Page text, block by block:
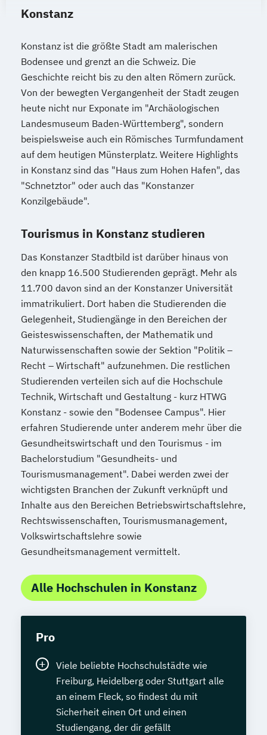
Konstanz
Konstanz ist die größte Stadt am malerischen
Bodensee und grenzt an die Schweiz. Die
Geschichte reicht bis zu den alten Römern zurück.
Von der bewegten Vergangenheit der Stadt zeugen
heute nicht nur Exponate im "Archäologischen
Landesmuseum Baden-Württemberg", sondern
beispielsweise auch ein Römisches Turmfundament
auf dem heutigen Münsterplatz. Weitere Highlights
in Konstanz sind das "Haus zum Hohen Hafen", das
"Schnetztor" oder auch das "Konstanzer
Konzilgebäude".
Tourismus in Konstanz studieren
Das Konstanzer Stadtbild ist darüber hinaus von
den knapp 16.500 Studierenden geprägt. Mehr als
11.700 davon sind an der Konstanzer Universität
immatrikuliert. Dort haben die Studierenden die
Gelegenheit, Studiengänge in den Bereichen der
Geisteswissenschaften, der Mathematik und
Naturwissenschaften sowie der Sektion "Politik –
Recht – Wirtschaft" aufzunehmen. Die restlichen
Studierenden verteilen sich auf die Hochschule
Technik, Wirtschaft und Gestaltung - kurz HTWG
Konstanz - sowie den "Bodensee Campus". Hier
erfahren Studierende unter anderem mehr über die
Gesundheitswirtschaft und den Tourismus - im
Bachelorstudium "Gesundheits- und
Tourismusmanagement". Dabei werden zwei der
wichtigsten Branchen der Zukunft verknüpft und
Inhalte aus den Bereichen Betriebswirtschaftslehre,
Rechtswissenschaften, Tourismusmanagement,
Volkswirtschaftslehre sowie
Gesundheitsmanagement vermittelt.
Alle Hochschulen in Konstanz
Pro
Viele beliebte Hochschulstädte wie
Freiburg, Heidelberg oder Stuttgart alle
an einem Fleck, so findest du mit
Sicherheit einen Ort und einen
Studiengang, der dir gefällt